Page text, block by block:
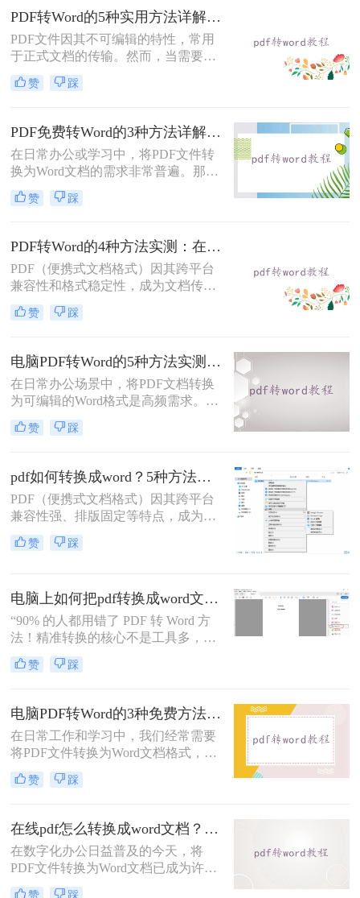
5种完全免费的解决方案。所有方法
均基于官方或开源平台，确保零成
本、无广告、无数据泄露。无需任何
付费，即可实现高质量转换，告别格
式错乱与隐私担忧！
PDF转Word的5种实用方法详解：含扫描件OCR处理与格式校对指南！
PDF文件因其不可编辑的特性，常用
于正式文档的传输。然而，当需要对
PDF内容进行修改时，将其转换为可
编辑的Word文档是必要的。那么pdf
常见且高效的方法，帮助您快速完成
转换。
赞 踩
PDF免费转Word的3种方法详解：复制粘贴、在线工具与Word内置转换效果对比！
在日常办公或学习中，将PDF文件转
换为Word文档的需求非常普遍。那么
pdf怎么免费转换成word文档呢？本文
将重点介绍三种免费且无需专业技能
题。
赞 踩
PDF转Word的4种方法实测：在线工具、Word、Adobe与开源软件对比！！
PDF（便携式文档格式）因其跨平台
兼容性和格式稳定性，成为文档传输
的首选格式。然而，当我们需要编辑
文档内容时，将其转换为Word格式
word怎么转呢？本文将详细介绍几种
常用的PDF转Word方法，助您轻松完
成转换。
赞 踩
电脑PDF转Word的5种方法实测指南：从在线工具到OCR识别与命令行自动化！
在日常办公场景中，将PDF文档转换
为可编辑的Word格式是高频需求。那
么电脑pdf怎么转换成word呢？本文综
合2025年最新技术动态，系统解析
赞 踩
pdf如何转换成word？5种方法从免费到编程实测对比！
PDF（便携式文档格式）因其跨平台
兼容性强、排版固定等特点，成为文
档共享和存档的首选。但若需编辑内
容或调整格式，需将PDF转换为
户高效完成转换。
赞 踩
电脑上如何把pdf转换成word文档？这3个高效精准的方法，让你办公效能翻倍！
“90% 的人都用错了 PDF 转 Word 方
法！精准转换的核心不是工具多，而
是选对适配场景”职场中，“PDF 转
Word” 是高频刚需 —— 项目报告需提
论文需调整格式，稍有不慎就会出现
排版错乱、文字丢失、表格变形等问
题。
赞 踩
电脑PDF转Word的3种免费方法实测：含效果对比与适用场景说明！
在日常工作和学习中，我们经常需要
将PDF文件转换为Word文档格式，以
便进行编辑和修改。那么电脑pdf怎么
转word文档格式免费呢？本文将介绍
现PDF到Word的转换。
赞 踩
在线pdf怎么转换成word文档？PDF猫与转转大师2种在线工具使用指南与功能对比！
在数字化办公日益普及的今天，将
PDF文件转换为Word文档已成为许多
职场人士和学生群体的日常需求。
赞 踩